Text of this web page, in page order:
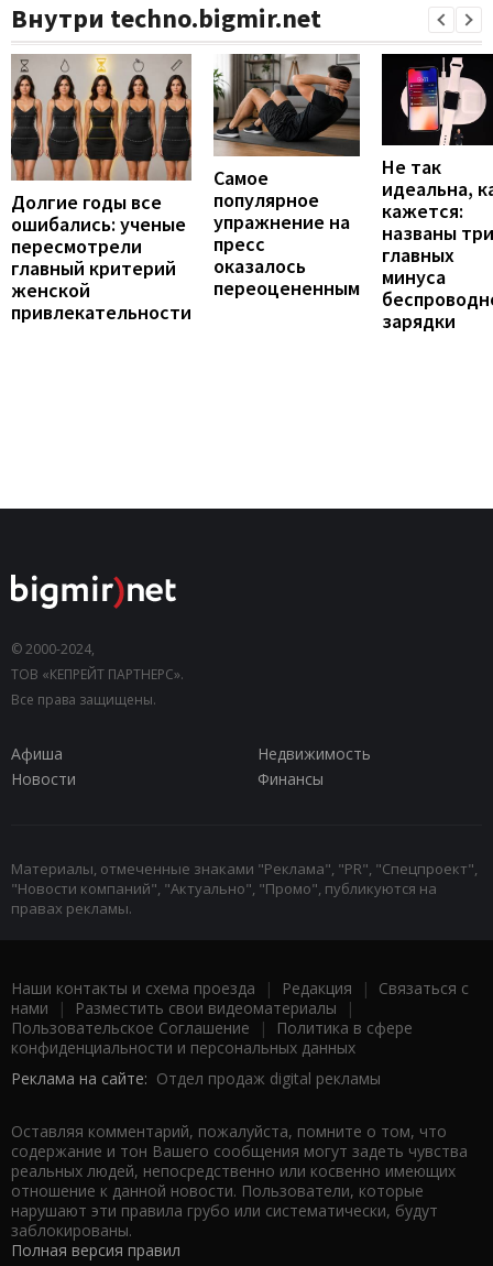
Внутри techno.bigmir.net
Долгие годы все
ошибались: ученые
пересмотрели
главный критерий
женской
привлекательности
Самое
популярное
упражнение на
пресс
оказалось
переоцененным
Не так
идеальна,
кажется:
названы три
главных
минуса
зарядки
© 2000-2024,
ТОВ «КЕПРЕЙТ ПАРТНЕРС».
Все права защищены.
Афиша
Недвижимость
Новости
Финансы
Материалы, отмеченные знаками "Реклама", "PR", "Спецпроект",
"Новости компаний", "Актуально", "Промо", публикуются на
правах рекламы.
Наши контакты и схема проезда | Редакция | Связаться с
нами | Разместить свои видеоматериалы |
Пользовательское Соглашение |
Политика в сфере
конфиденциальности и персональных данных
Реклама на сайте: Отдел продаж digital рекламы
Оставляя комментарий, пожалуйста, помните о том, что
содержание и тон Вашего сообщения могут задеть чувства
реальных людей, непосредственно или косвенно имеющих
отношение к данной новости. Пользователи, которые
нарушают эти правила грубо или систематически, будут
заблокированы.
Полная версия правил